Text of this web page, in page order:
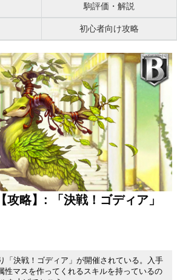
駒評価・解説
初心者向け攻略
攻略】: 「決戦！ゴディア」
「決戦！ゴディア」が開催されている。入手
性マスを作ってくれるスキルを持っているの